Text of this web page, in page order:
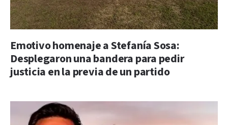
Emotivo homenaje a Stefanía Sosa:
Desplegaron una bandera para pedir
justicia en la previa de un partido